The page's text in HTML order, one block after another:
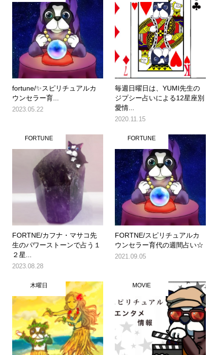
fortune/✨スピリチュアルカ
ウンセラー育...
2023.05.22
毎週日曜日は、YUMI先生の
ジプシー占いによる12星座別
愛情...
2020.11.15
FORTUNE
FORTNE/カフナ・マサコ先
生のパワーストーンで占う１
２星...
2023.08.28
FORTUNE
FORTNE/スピリチュアルカ
ウンセラー育代の週間占い☆
2021.09.05
木曜日 MOVIE